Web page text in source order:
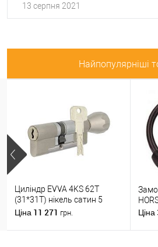
13 серпня 2021
Найпопулярніші
Циліндр EVVA 4KS 62T
(31*31T) нікель сатин 5
ключів
Ціна 11 271 грн.
Ціна